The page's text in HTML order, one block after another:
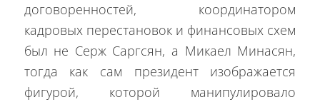
договоренностей, координатором
кадровых перестановок и финансовых схем
был не Серж Саргсян, а Микаел Минасян,
тогда как сам президент изображается
фигурой, которой манипулировало